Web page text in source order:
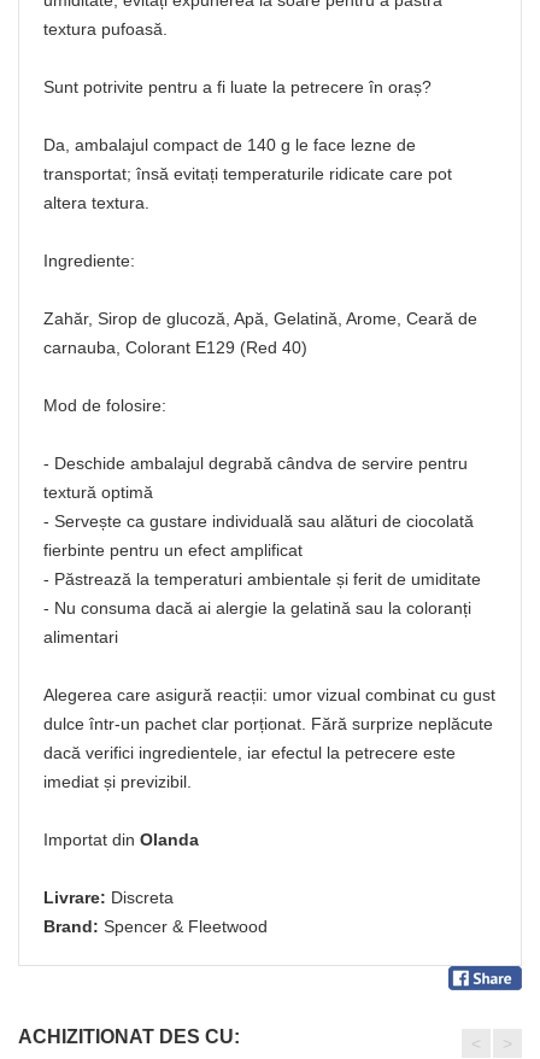
textura pufoasă.
Sunt potrivite pentru a fi luate la petrecere în oraș?
Da, ambalajul compact de 140 g le face lezne de
transportat; însă evitați temperaturile ridicate care pot
altera textura.
Ingrediente:
Zahăr, Sirop de glucoză, Apă, Gelatină, Arome, Ceară de
carnauba, Colorant E129 (Red 40)
Mod de folosire:
- Deschide ambalajul degrabă cândva de servire pentru
textură optimă
- Servește ca gustare individuală sau alături de ciocolată
fierbinte pentru un efect amplificat
- Păstrează la temperaturi ambientale și ferit de umiditate
- Nu consuma dacă ai alergie la gelatină sau la coloranți
alimentari
Alegerea care asigură reacții: umor vizual combinat cu gust
dulce într-un pachet clar porționat. Fără surprize neplăcute
dacă verifici ingredientele, iar efectul la petrecere este
imediat și previzibil.
Importat din Olanda
Livrare: Discreta
Brand: Spencer & Fleetwood
ACHIZITIONAT DES CU: < >